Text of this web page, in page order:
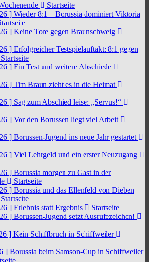
Startseite
] Wieder 8:1 – Borussia dominiert Viktoria
] Keine Tore gegen Braunschweig
] Erfolgreicher Testspielauftakt: 8:1 gegen
Startseite
] Ein Test und weitere Abschiede
] Tim Braun zieht es in die Heimat
] Sag zum Abschied leise: „Servus!“
] Vor den Borussen liegt viel Arbeit
] Borussen-Jugend ins neue Jahr gestartet
] Viel Lehrgeld und ein erster Neuzugang
] Borussia morgen zu Gast in der
Startseite
] Borussia und das Ellenfeld von Dieben
Startseite
] Erlebnis statt Ergebnis
Startseite
] Borussen-Jugend setzt Ausrufezeichen!
] Kein Schiffbruch in Schiffweiler
] Borussia beim Samson-Cup in Schiffweiler